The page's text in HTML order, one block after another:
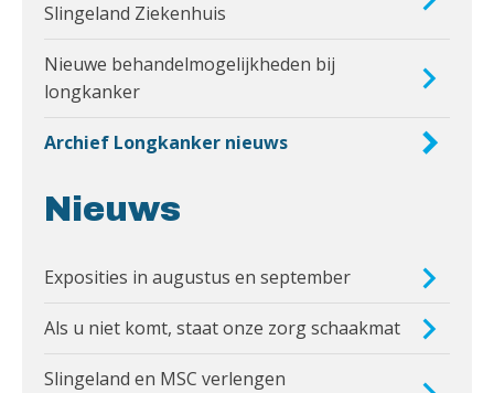
Slingeland Ziekenhuis
Nieuwe behandelmogelijkheden bij
longkanker
Archief Longkanker nieuws
Nieuws
Exposities in augustus en september
Als u niet komt, staat onze zorg schaakmat
Slingeland en MSC verlengen